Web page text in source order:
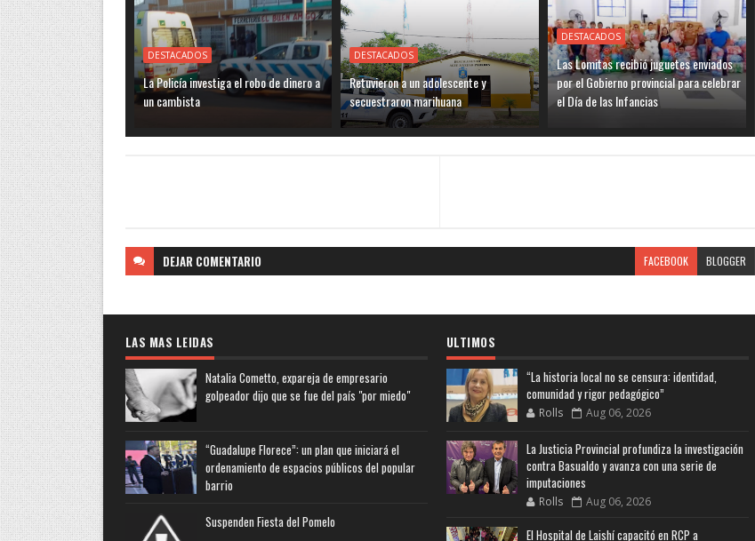
DESTACADOS
La Policía investiga el robo de dinero a
un cambista
DESTACADOS
Retuvieron a un adolescente y
secuestraron marihuana
DESTACADOS
Las Lomitas recibió juguetes enviados
por el Gobierno provincial para celebrar
el Día de las Infancias
DEJAR COMENTARIO FACEBOOK BLOGGER
LAS MAS LEIDAS
Natalia Cometto, expareja de empresario
golpeador dijo que se fue del país "por miedo"
“Guadalupe Florece”: un plan que iniciará el
ordenamiento de espacios públicos del popular
barrio
Suspenden Fiesta del Pomelo
ULTIMOS
“La historia local no se censura: identidad,
comunidad y rigor pedagógico”
Rolls Aug 06, 2026
La Justicia Provincial profundiza la investigación
contra Basualdo y avanza con una serie de
imputaciones
Rolls Aug 06, 2026
El Hospital de Laishí capacitó en RCP a